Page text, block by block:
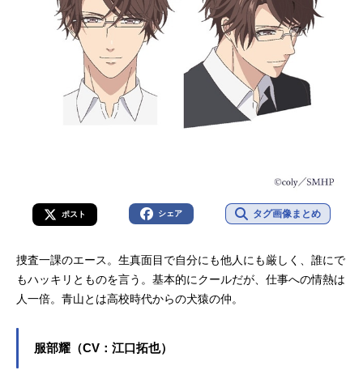
ポスト シェア タグ画像まとめ
捜査一課のエース。生真面目で自分にも他人にも厳しく、誰にで
もハッキリとものを言う。基本的にクールだが、仕事への情熱は
人一倍。青山とは高校時代からの犬猿の仲。
服部耀（CV：江口拓也）